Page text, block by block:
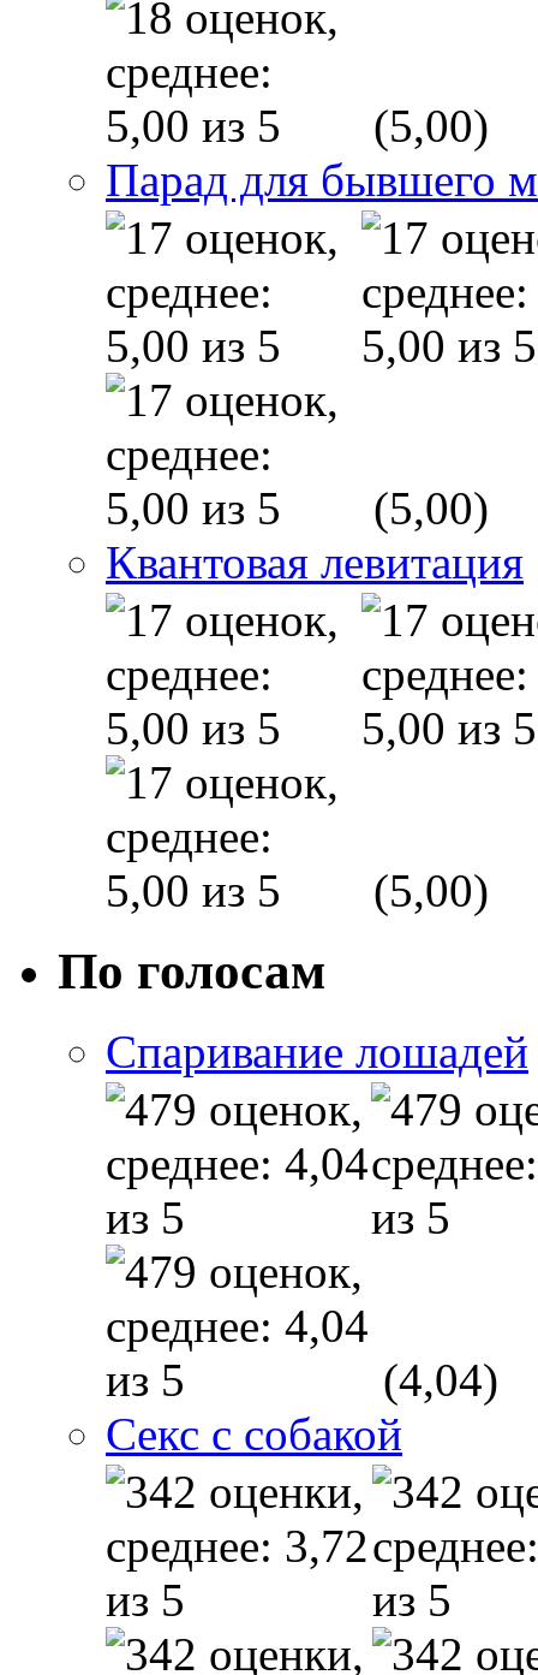
(5,00)
Парад для бывшего
(5,00)
Квантовая левитация
(5,00)
По голосам
Спаривание лошадей
(4,04)
Секс с собакой